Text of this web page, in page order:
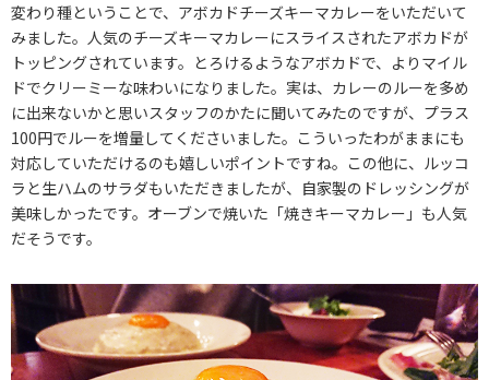
変わり種ということで、アボカドチーズキーマカレーをいただいて
みました。人気のチーズキーマカレーにスライスされたアボカドが
トッピングされています。とろけるようなアボカドで、よりマイル
ドでクリーミーな味わいになりました。実は、カレーのルーを多め
に出来ないかと思いスタッフのかたに聞いてみたのですが、プラス
100円でルーを増量してくださいました。こういったわがままにも
対応していただけるのも嬉しいポイントですね。この他に、ルッコ
ラと生ハムのサラダもいただきましたが、自家製のドレッシングが
美味しかったです。オーブンで焼いた「焼きキーマカレー」も人気
だそうです。